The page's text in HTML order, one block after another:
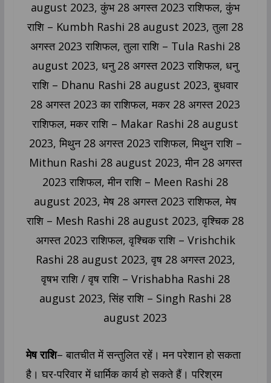
मेष राशि– बातचीत में सन्तुलित रहें। मन परेशान हो सकता
है। घर-परिवार में धार्मिक कार्य हो सकते हैं। परिश्रम